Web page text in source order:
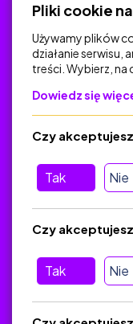
Na skróty
Polityka
Regulamin
O platformie
Baza
Jak zostać
FAQ
Pomoc
Pliki cookie
Używamy plików
działanie serwisu,
treści. Wybierz, na
Dowiedz się
Tak Nie
Czy
Tak Nie
Czy